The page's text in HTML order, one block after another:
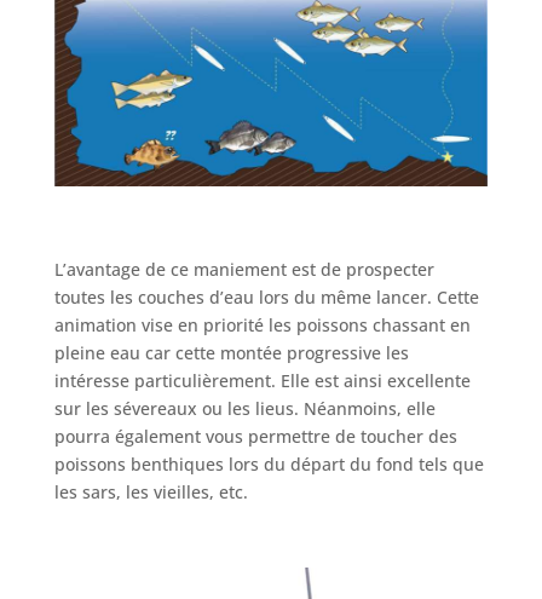
L’avantage de ce maniement est de prospecter
toutes les couches d’eau lors du même lancer. Cette
animation vise en priorité les poissons chassant en
pleine eau car cette montée progressive les
intéresse particulièrement. Elle est ainsi excellente
sur les sévereaux ou les lieus. Néanmoins, elle
pourra également vous permettre de toucher des
poissons benthiques lors du départ du fond tels que
les sars, les vieilles, etc.